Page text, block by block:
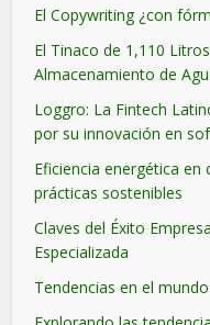
El Copywriting ¿con
El Tinaco de 1,110
Almacenamiento de
Loggro: La Fintech
por su innovación en
Eficiencia energética
prácticas sostenibles
Claves del Éxito
Especializada
Tendencias en el